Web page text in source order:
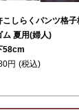
こしらくパンツ格子
ム 夏用(婦人)
58cm
円 (税込)